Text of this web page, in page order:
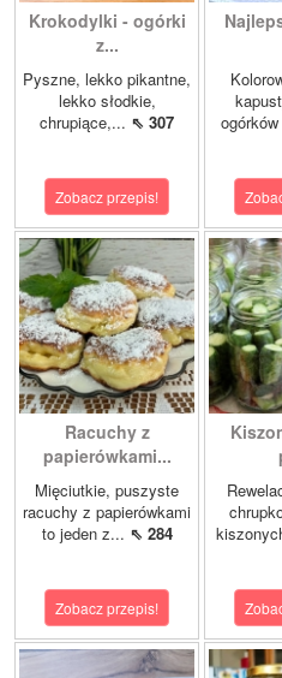
Krokodylki - ogórki
z...
Pyszne, lekko pikantne,
lekko słodkie,
chrupiące,... ⇖ 307
Zobacz przepis!
Racuchy z
papierówkami...
Mięciutkie, puszyste
racuchy z papierówkami
to jeden z... ⇖ 284
Zobacz przepis!